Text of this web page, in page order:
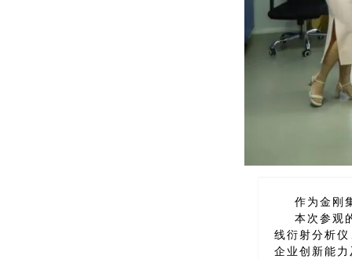
作为金刚
本次参观
线衍射分析
企业创新能